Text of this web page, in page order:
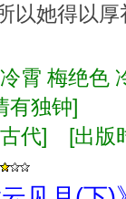
她得以
霄 梅绝
有独钟]
古代] [出